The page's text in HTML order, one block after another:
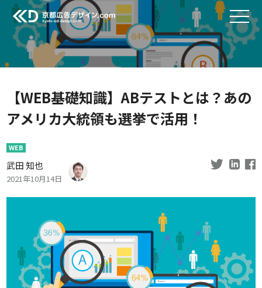
【WEB基礎知識】ABテストとは？あの
アメリカ大統領も選挙で活用！
WEB
武田 知也
2021年10月14日